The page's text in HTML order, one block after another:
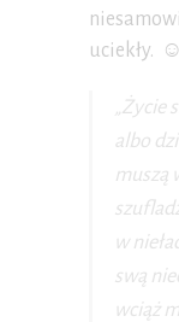
uciekły. ☺️
„Życie
albo
muszą
w
swą
wciąż